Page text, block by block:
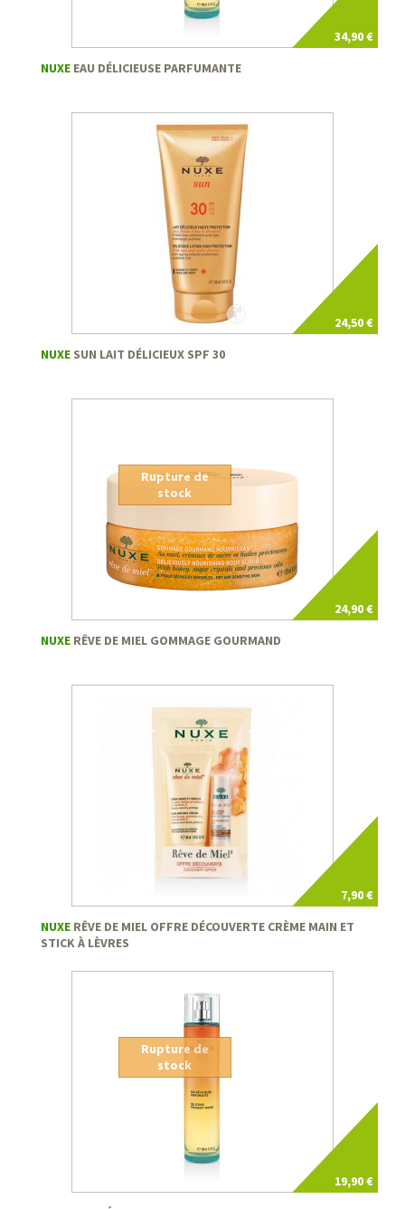
34,90 €
NUXE EAU DÉLICIEUSE PARFUMANTE
24,50 €
NUXE SUN LAIT DÉLICIEUX SPF 30
24,90 €
Rupture de
stock
NUXE RÊVE DE MIEL GOMMAGE GOURMAND
7,90 €
NUXE RÊVE DE MIEL OFFRE DÉCOUVERTE CRÈME MAIN ET
STICK À LÈVRES
19,90 €
Rupture de
stock